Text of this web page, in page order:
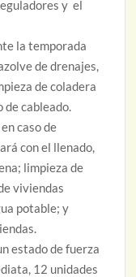
y el
la temporada
de drenajes,
de coladera
cableado.
caso de
con el llenado,
limpieza de
viviendas
potable; y
estado de fuerza
12 unidades